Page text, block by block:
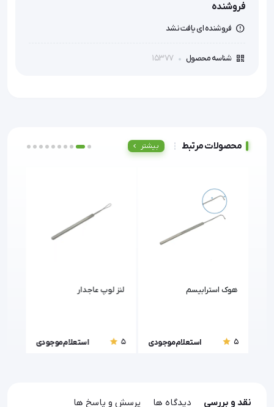
فروشنده
فروشنده ای یافت نشد
شناسه محصول 15377
محصولات مرتبط بیشتر
هوک استرابیسم
5 استعلام موجودی
لنز لوپ عاجدار
5 استعلام موجودی
نقد و بررسی دیدگاه ها پرسش و پاسخ ها